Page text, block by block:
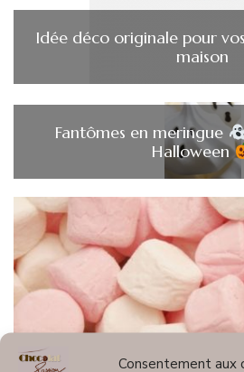
Consentement aux
Idée déco originale pour
maison
Fantômes en meringue
Halloween